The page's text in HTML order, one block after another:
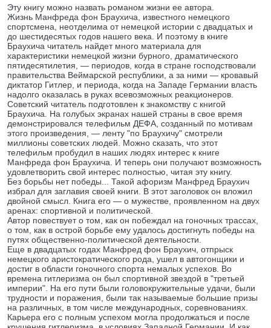
Эту книгу можно назвать романом жизни ее автора.
Жизнь Манфреда фон Браухича, известного немецкого
спортсмена, неотделима от немецкой истории с двадцатых и
до шестидесятых годов нашего века. И поэтому в книге
Браухича читатель найдет много материала для
характеристики немецкой жизни бурного, драматического
пятидесятилетия, — периодов, когда в стране господствовали
правительства Веймарской республики, а за ними — кровавый
диктатор Гитлер, и периода, когда на Западе Германии власть
надолго оказалась в руках всевозможных реакционеров.
Советский читатель подготовлен к знакомству с книгой
Браухича. На голубых экранах нашей страны в свое время
демонстрировался телефильм ДЕФА, созданный по мотивам
этого произведения, — ленту "по Браухичу" смотрели
миллионы советских людей. Можно сказать, что этот
телефильм пробудил в наших людях интерес к книге
Манфреда фон Браухича. И теперь они получают возможность
удовлетворить свой интерес полностью, читая эту книгу.
Без борьбы нет победы... Такой афоризм Манфред Браухич
избрал для заглавия своей книги. В этот заголовок он вложил
двойной смысл. Книга его — о мужестве, проявленном на двух
аренах: спортивной и политической.
Автор повествует о том, как он побеждал на гоночных трассах,
о том, как в острой борьбе ему удалось достигнуть победы на
путях общественно-политической деятельности.
Еще в двадцатых годах Манфред фон Браухич, отпрыск
немецкого аристократического рода, ушел в автогонщики и
достиг в области гоночного спорта немалых успехов. Во
времена гитлеризма он был спортивной звездой в "третьей
империи". На его пути были головокружительные удачи, были
трудности и поражения, были так называемые большие призы
на различных, в том числе международных, соревнованиях.
Карьера его с полным успехом могла продолжаться и после